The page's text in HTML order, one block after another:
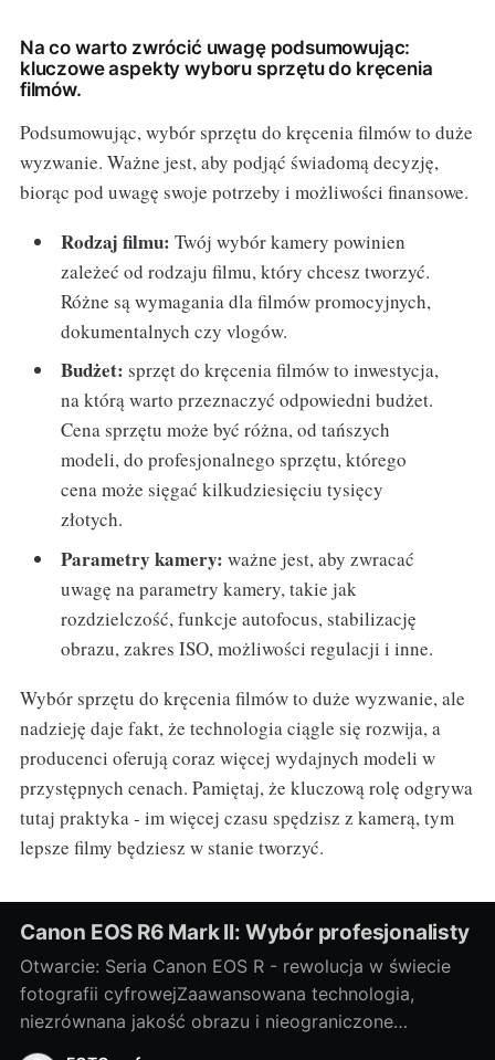
Na co warto zwrócić uwagę podsumowując:
kluczowe aspekty wyboru sprzętu do kręcenia
filmów.
Podsumowując, wybór sprzętu do kręcenia filmów to duże
wyzwanie. Ważne jest, aby podjąć świadomą decyzję,
biorąc pod uwagę swoje potrzeby i możliwości finansowe.
Rodzaj filmu: Twój wybór kamery powinien
zależeć od rodzaju filmu, który chcesz tworzyć.
Różne są wymagania dla filmów promocyjnych,
dokumentalnych czy vlogów.
Budżet: sprzęt do kręcenia filmów to inwestycja,
na którą warto przeznaczyć odpowiedni budżet.
Cena sprzętu może być różna, od tańszych
modeli, do profesjonalnego sprzętu, którego
cena może sięgać kilkudziesięciu tysięcy
złotych.
Parametry kamery: ważne jest, aby zwracać
uwagę na parametry kamery, takie jak
rozdzielczość, funkcje autofocus, stabilizację
obrazu, zakres ISO, możliwości regulacji i inne.
Wybór sprzętu do kręcenia filmów to duże wyzwanie, ale
nadzieję daje fakt, że technologia ciągle się rozwija, a
producenci oferują coraz więcej wydajnych modeli w
przystępnych cenach. Pamiętaj, że kluczową rolę odgrywa
tutaj praktyka - im więcej czasu spędzisz z kamerą, tym
lepsze filmy będziesz w stanie tworzyć.
Canon EOS R6 Mark II: Wybór profesjonalisty
Otwarcie: Seria Canon EOS R - rewolucja w świecie
fotografii cyfrowejZaawansowana technologia,
niezrównana jakość obrazu i nieograniczone
możliwości twórcze - to wszystko oferuje nam